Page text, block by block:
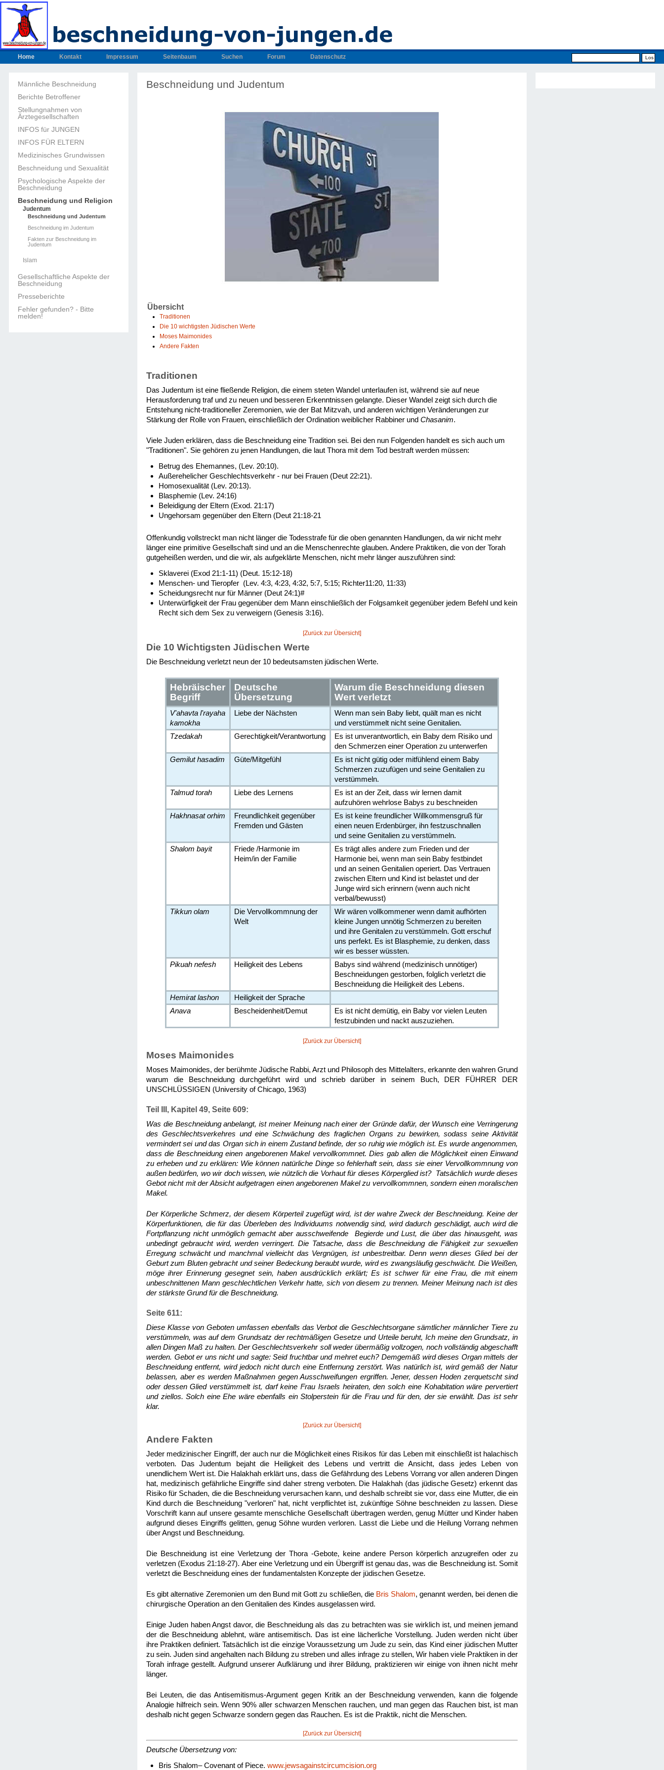
Home Kontakt Impressum Seitenbaum Suchen Forum Datenschutz
Männliche Beschneidung
Berichte Betroffener
Stellungnahmen von
Ärztegesellschaften
INFOS für JUNGEN
INFOS FÜR ELTERN
Medizinisches Grundwissen
Beschneidung und Sexualität
Psychologische Aspekte der
Beschneidung
Beschneidung und Religion
Judentum
Beschneidung und Judentum
Beschneidung im Judentum
Fakten zur Beschneidung im
Judentum
Islam
Gesellschaftliche Aspekte der
Beschneidung
Presseberichte
Fehler gefunden? - Bitte
melden!
Beschneidung und Judentum
Übersicht
Traditionen
Die 10 wichtigsten Jüdischen Werte
Moses Maimonides
Andere Fakten
Traditionen
Das Judentum ist eine fließende Religion, die einem steten Wandel unterlaufen ist, während sie auf neue
Herausforderung traf und zu neuen und besseren Erkenntnissen gelangte. Dieser Wandel zeigt sich durch die
Entstehung nicht-traditioneller Zeremonien, wie der Bat Mitzvah, und anderen wichtigen Veränderungen zur
Stärkung der Rolle von Frauen, einschließlich der Ordination weiblicher Rabbiner und Chasanim.
Viele Juden erklären, dass die Beschneidung eine Tradition sei. Bei den nun Folgenden handelt es sich auch um
"Traditionen". Sie gehören zu jenen Handlungen, die laut Thora mit dem Tod bestraft werden müssen:
Betrug des Ehemannes, (Lev. 20:10).
Außerehelicher Geschlechtsverkehr - nur bei Frauen (Deut 22:21).
Homosexualität (Lev. 20:13).
Blasphemie (Lev. 24:16)
Beleidigung der Eltern (Exod. 21:17)
Ungehorsam gegenüber den Eltern (Deut 21:18-21
Offenkundig vollstreckt man nicht länger die Todesstrafe für die oben genannten Handlungen, da wir nicht mehr
länger eine primitive Gesellschaft sind und an die Menschenrechte glauben. Andere Praktiken, die von der Torah
gutgeheißen werden, und die wir, als aufgeklärte Menschen, nicht mehr länger auszuführen sind:
Sklaverei (Exod 21:1-11) (Deut. 15:12-18)
Menschen- und Tieropfer (Lev. 4:3, 4:23, 4:32, 5:7, 5:15; Richter11:20, 11:33)
Scheidungsrecht nur für Männer (Deut 24:1)#
Unterwürfigkeit der Frau gegenüber dem Mann einschließlich der Folgsamkeit gegenüber jedem Befehl und kein
Recht sich dem Sex zu verweigern (Genesis 3:16).
[Zurück zur Übersicht]
Die 10 Wichtigsten Jüdischen Werte
Die Beschneidung verletzt neun der 10 bedeutsamsten jüdischen Werte.
Hebräischer
Begriff
Deutsche
Übersetzung
Warum die Beschneidung diesen
Wert verletzt
V'ahavta l'rayaha
kamokha
Liebe der Nächsten
Wenn man sein Baby liebt, quält man es nicht
und verstümmelt nicht seine Genitalien.
Tzedakah
Gerechtigkeit/Verantwortung
Es ist unverantwortlich, ein Baby dem Risiko und
den Schmerzen einer Operation zu unterwerfen
Gemilut hasadim
Güte/Mitgefühl
Es ist nicht gütig oder mitfühlend einem Baby
Schmerzen zuzufügen und seine Genitalien zu
verstümmeln.
Talmud torah
Liebe des Lernens
Es ist an der Zeit, dass wir lernen damit
aufzuhören wehrlose Babys zu beschneiden
Hakhnasat orhim
Freundlichkeit gegenüber
Fremden und Gästen
Es ist keine freundlicher Willkommensgruß für
einen neuen Erdenbürger, ihn festzuschnallen
und seine Genitalien zu verstümmeln.
Shalom bayit
Friede /Harmonie im
Heim/in der Familie
Es trägt alles andere zum Frieden und der
Harmonie bei, wenn man sein Baby festbindet
und an seinen Genitalien operiert. Das Vertrauen
zwischen Eltern und Kind ist belastet und der
Junge wird sich erinnern (wenn auch nicht
verbal/bewusst)
Tikkun olam
Die Vervollkommnung der
Welt
Wir wären vollkommener wenn damit aufhörten
kleine Jungen unnötig Schmerzen zu bereiten
und ihre Genitalen zu verstümmeln. Gott erschuf
uns perfekt. Es ist Blasphemie, zu denken, dass
wir es besser wüssten.
Pikuah nefesh
Heiligkeit des Lebens
Babys sind während (medizinisch unnötiger)
Beschneidungen gestorben, folglich verletzt die
Beschneidung die Heiligkeit des Lebens.
Hemirat lashon
Heiligkeit der Sprache
Anava
Bescheidenheit/Demut
Es ist nicht demütig, ein Baby vor vielen Leuten
festzubinden und nackt auszuziehen.
[Zurück zur Übersicht]
Moses Maimonides
Moses Maimonides, der berühmte Jüdische Rabbi, Arzt und Philosoph des Mittelalters, erkannte den wahren Grund
warum die Beschneidung durchgeführt wird und schrieb darüber in seinem Buch, DER FÜHRER DER
UNSCHLÜSSIGEN (University of Chicago, 1963)
Teil III, Kapitel 49, Seite 609:
Was die Beschneidung anbelangt, ist meiner Meinung nach einer der Gründe dafür, der Wunsch eine Verringerung
des Geschlechtsverkehres und eine Schwächung des fraglichen Organs zu bewirken, sodass seine Aktivität
vermindert sei und das Organ sich in einem Zustand befinde, der so ruhig wie möglich ist. Es wurde angenommen,
dass die Beschneidung einen angeborenen Makel vervollkommnet. Dies gab allen die Möglichkeit einen Einwand
zu erheben und zu erklären: Wie können natürliche Dinge so fehlerhaft sein, dass sie einer Vervollkommnung von
außen bedürfen, wo wir doch wissen, wie nützlich die Vorhaut für dieses Körperglied ist? Tatsächlich wurde dieses
Gebot nicht mit der Absicht aufgetragen einen angeborenen Makel zu vervollkommnen, sondern einen moralischen
Makel.
Der Körperliche Schmerz, der diesem Körperteil zugefügt wird, ist der wahre Zweck der Beschneidung. Keine der
Körperfunktionen, die für das Überleben des Individuums notwendig sind, wird dadurch geschädigt, auch wird die
Fortpflanzung nicht unmöglich gemacht aber ausschweifende Begierde und Lust, die über das hinausgeht, was
unbedingt gebraucht wird, werden verringert. Die Tatsache, dass die Beschneidung die Fähigkeit zur sexuellen
Erregung schwächt und manchmal vielleicht das Vergnügen, ist unbestreitbar. Denn wenn dieses Glied bei der
Geburt zum Bluten gebracht und seiner Bedeckung beraubt wurde, wird es zwangsläufig geschwächt. Die Weißen,
möge ihrer Erinnerung gesegnet sein, haben ausdrücklich erklärt; Es ist schwer für eine Frau, die mit einem
unbeschnittenen Mann geschlechtlichen Verkehr hatte, sich von diesem zu trennen. Meiner Meinung nach ist dies
der stärkste Grund für die Beschneidung.
Seite 611:
Diese Klasse von Geboten umfassen ebenfalls das Verbot die Geschlechtsorgane sämtlicher männlicher Tiere zu
verstümmeln, was auf dem Grundsatz der rechtmäßigen Gesetze und Urteile beruht, Ich meine den Grundsatz, in
allen Dingen Maß zu halten. Der Geschlechtsverkehr soll weder übermäßig vollzogen, noch vollständig abgeschafft
werden. Gebot er uns nicht und sagte: Seid fruchtbar und mehret euch? Demgemäß wird dieses Organ mittels der
Beschneidung entfernt, wird jedoch nicht durch eine Entfernung zerstört. Was natürlich ist, wird gemäß der Natur
belassen, aber es werden Maßnahmen gegen Ausschweifungen ergriffen. Jener, dessen Hoden zerquetscht sind
oder dessen Glied verstümmelt ist, darf keine Frau Israels heiraten, den solch eine Kohabitation wäre pervertiert
und ziellos. Solch eine Ehe wäre ebenfalls ein Stolperstein für die Frau und für den, der sie erwählt. Das ist sehr
klar.
[Zurück zur Übersicht]
Andere Fakten
Jeder medizinischer Eingriff, der auch nur die Möglichkeit eines Risikos für das Leben mit einschließt ist halachisch
verboten. Das Judentum bejaht die Heiligkeit des Lebens und vertritt die Ansicht, dass jedes Leben von
unendlichem Wert ist. Die Halakhah erklärt uns, dass die Gefährdung des Lebens Vorrang vor allen anderen Dingen
hat, medizinisch gefährliche Eingriffe sind daher streng verboten. Die Halakhah (das jüdische Gesetz) erkennt das
Risiko für Schaden, die die Beschneidung verursachen kann, und deshalb schreibt sie vor, dass eine Mutter, die ein
Kind durch die Beschneidung "verloren" hat, nicht verpflichtet ist, zukünftige Söhne beschneiden zu lassen. Diese
Vorschrift kann auf unsere gesamte menschliche Gesellschaft übertragen werden, genug Mütter und Kinder haben
aufgrund dieses Eingriffs gelitten, genug Söhne wurden verloren. Lasst die Liebe und die Heilung Vorrang nehmen
über Angst und Beschneidung.
Die Beschneidung ist eine Verletzung der Thora -Gebote, keine andere Person körperlich anzugreifen oder zu
verletzen (Exodus 21:18-27). Aber eine Verletzung und ein Übergriff ist genau das, was die Beschneidung ist. Somit
verletzt die Beschneidung eines der fundamentalsten Konzepte der jüdischen Gesetze.
Es gibt alternative Zeremonien um den Bund mit Gott zu schließen, die Bris Shalom, genannt werden, bei denen die
chirurgische Operation an den Genitalien des Kindes ausgelassen wird.
Einige Juden haben Angst davor, die Beschneidung als das zu betrachten was sie wirklich ist, und meinen jemand
der die Beschneidung ablehnt, wäre antisemitisch. Das ist eine lächerliche Vorstellung. Juden werden nicht über
ihre Praktiken definiert. Tatsächlich ist die einzige Voraussetzung um Jude zu sein, das Kind einer jüdischen Mutter
zu sein. Juden sind angehalten nach Bildung zu streben und alles infrage zu stellen, Wir haben viele Praktiken in der
Torah infrage gestellt. Aufgrund unserer Aufklärung und ihrer Bildung, praktizieren wir einige von ihnen nicht mehr
länger.
Bei Leuten, die das Antisemitismus-Argument gegen Kritik an der Beschneidung verwenden, kann die folgende
Analogie hilfreich sein. Wenn 90% aller schwarzen Menschen rauchen, und man gegen das Rauchen bist, ist man
deshalb nicht gegen Schwarze sondern gegen das Rauchen. Es ist die Praktik, nicht die Menschen.
[Zurück zur Übersicht]
Deutsche Übersetzung von:
Bris Shalom– Covenant of Piece. www.jewsagainstcircumcision.org